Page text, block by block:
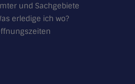
und Sachgebiete
erledige ich wo?